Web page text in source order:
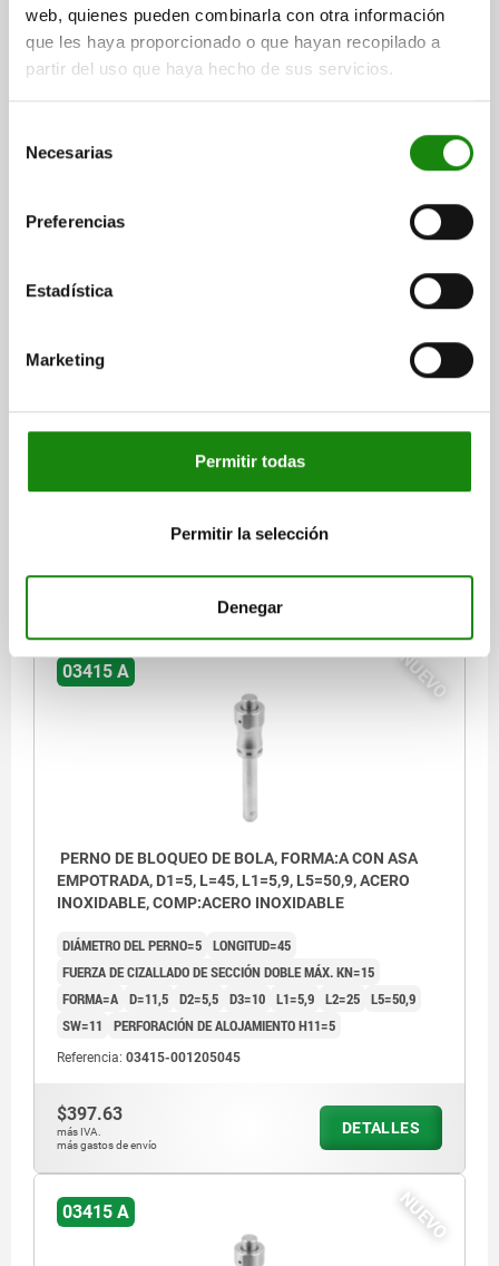
web, quienes pueden combinarla con otra información
que les haya proporcionado o que hayan recopilado a
partir del uso que haya hecho de sus servicios.
Necesarias
Preferencias
Estadística
Marketing
Permitir todas
Permitir la selección
Denegar
$397.63
más IVA.
más gastos de envío
DETALLES
NUEVO
INOXIDABLE, COMP:ACERO INOXIDABLE
FUERZA DE CIZALLADO DE SECCIÓN DOBLE MÁX. KN=15
D2=5,5 D3=10 L1=5,9
$397.63
NUEVO
03415 A
PERNO DE BLOQUEO DE BOLA, FORMA:A CON ASA
EMPOTRADA, D1=5, L=45, L1=5,9, L5=50,9, ACERO
INOXIDABLE, COMP:ACERO INOXIDABLE
DIÁMETRO DEL PERNO=5 LONGITUD=45
FUERZA DE CIZALLADO DE SECCIÓN DOBLE MÁX. KN=15
FORMA=A D=11,5 D2=5,5 D3=10 L1=5,9 L2=25 L5=50,9
SW=11
PERFORACIÓN DE ALOJAMIENTO H11=5
Referencia: 03415-001205045
$397.63
más IVA.
más gastos de envío
DETALLES
NUEVO
03415 A